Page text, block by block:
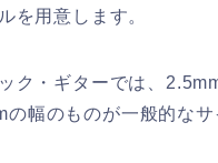
を用意します。
ク・ギターでは、
幅のものが一般的なサ